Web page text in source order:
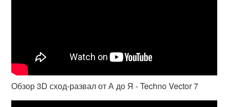
Обзор 3D сход-развал от А до Я - Techno Vector 7